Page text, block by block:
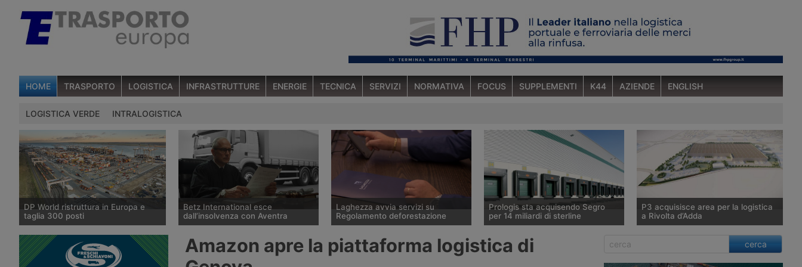
HOME TRASPORTO LOGISTICA INFRASTRUTTURE ENERGIE TECNICA SERVIZI NORMATIVA FOCUS SUPPLEMENTI K44 AZIENDE ENGLISH
LOGISTICA VERDE INTRALOGISTICA
DP World ristruttura in Europa e
taglia 300 posti
DP World conferma trecento esuberi
nelle attività europee dopo l’uscita di
tre dirigenti senior, mentre Londra e
Betz International esce
dall’insolvenza con Aventra
storico spedizioniere tedesco Betz
International, in procedura
Laghezza avvia servizi su
Regolamento deforestazione
deforestazione Eudr entrerà in
Prologis sta acquisendo Segro
per 14 miliardi di sterline
operatore mondiale di immobili
P3 acquisisce area per la logistica
a Rivolta d’Adda
P3, tramite il Fondo Giano gestito da
Savills Investment Management Sgr,
Amazon apre la piattaforma logistica di
cerca